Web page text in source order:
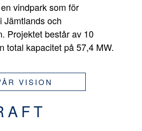
vindpark som för
Jämtlands och
Projektet består av 10
total kapacitet på 57,4 MW.
VISION